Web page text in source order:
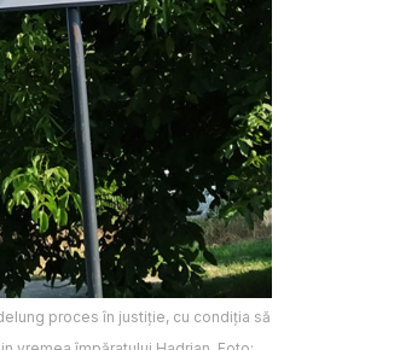
proces în justiție, cu condiția să